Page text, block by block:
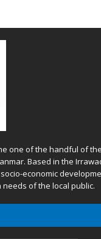
one of the handful of
Based in the
economic
of the local public.